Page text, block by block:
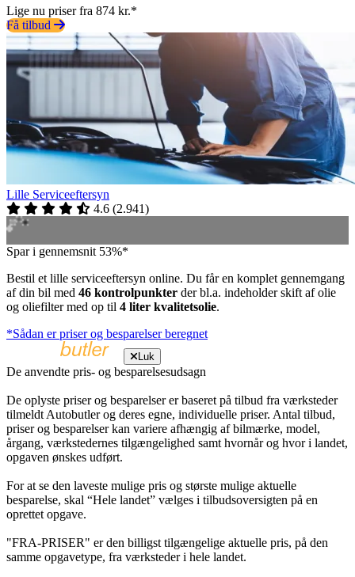
Lige nu priser fra 874 kr.*
Få tilbud
Lille Serviceeftersyn
4.6 (2.941)
Spar i gennemsnit 53%*
Bestil et lille serviceeftersyn online. Du får en komplet gennemgang
af din bil med 46 kontrolpunkter der bl.a. indeholder skift af olie
og oliefilter med op til 4 liter kvalitetsolie.
*Sådan er priser og besparelser beregnet
Luk
De anvendte pris- og besparelsesudsagn
De oplyste priser og besparelser er baseret på tilbud fra værksteder
tilmeldt Autobutler og deres egne, individuelle priser. Antal tilbud,
priser og besparelser kan variere afhængig af bilmærke, model,
årgang, værkstedernes tilgængelighed samt hvornår og hvor i landet,
opgaven ønskes udført.
For at se den laveste mulige pris og største mulige aktuelle
besparelse, skal “Hele landet” vælges i tilbudsoversigten på en
oprettet opgave.
"FRA-PRISER" er den billigst tilgængelige aktuelle pris, på den
samme opgavetype, fra værksteder i hele landet.